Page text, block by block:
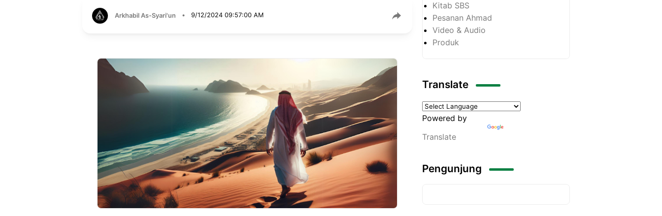
Arkhabil As-Syari'un • 9/12/2024 09:57:00 AM
Kitab SBS
Pesanan Ahmad
Video & Audio
Produk
Translate
Powered by
Translate
Pengunjung